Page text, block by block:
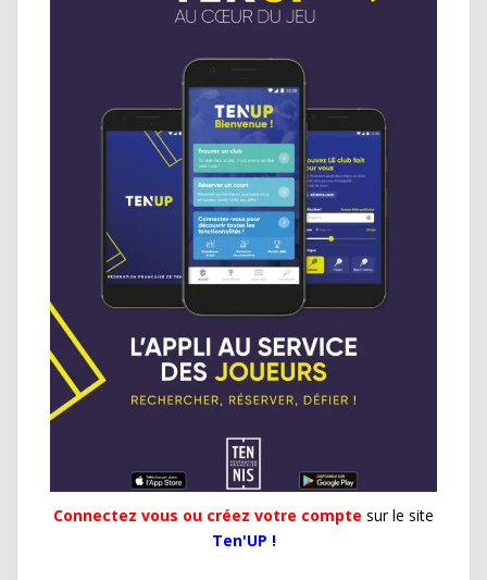
Connectez vous ou créez votre compte sur le site
Ten'UP !